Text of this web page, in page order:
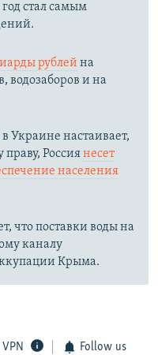
стал самым
рублей на
водозаборов и на
Украине настаивает,
Россиянесет
населения
что поставки воды на
каналу
Крыма.
Follow us